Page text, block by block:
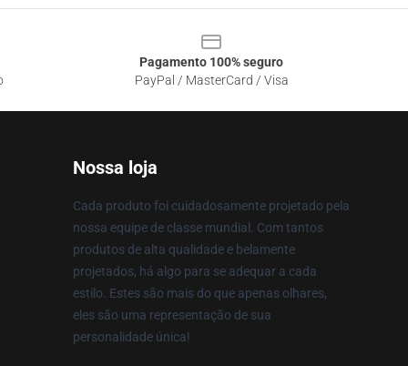
Pagamento 100% seguro
PayPal / MasterCard / Visa
Nossa loja
Cada produto foi cuidadosamente projetado pela
nossa equipe de classe mundial. Com tantos
produtos de alta qualidade e belamente
projetados, há algo para se adequar a cada
estilo. Estes são mais do que apenas olhares,
eles são uma representação de sua
personalidade única!